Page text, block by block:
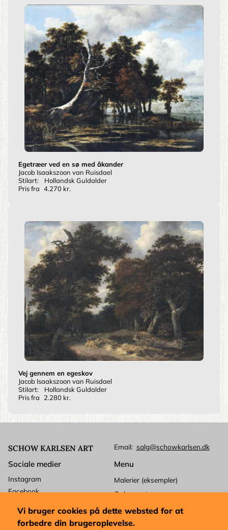
Egetræer ved en sø med åkander
Jacob Isaakszoon van Ruisdael
Stilart:
Hollandsk Guldalder
Pris fra 4.270 kr.
Vej gennem en egeskov
Jacob Isaakszoon van Ruisdael
Stilart:
Hollandsk Guldalder
Pris fra
2.280 kr.
SCHOW KARLSEN ART Email salg@schowkarlsen.dk
Menu
Malerier (eksempler)
Ophavsret
Kundeservice
Levering
Sociale medier
Instagram
Facebook
Mastercard
Vi bruger cookies på dette websted for at
forbedre din brugeroplevelse.